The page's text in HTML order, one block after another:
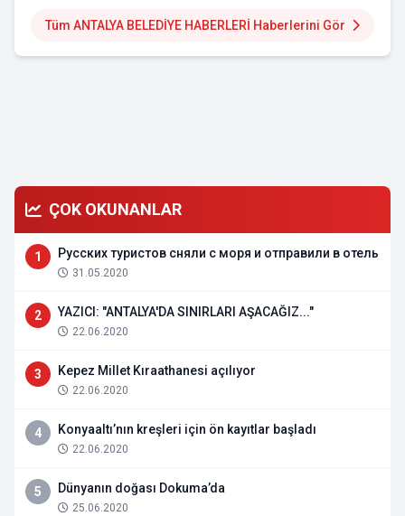
Tüm ANTALYA BELEDİYE HABERLERİ Haberlerini Gör
ÇOK OKUNANLAR
1 Русских туристов сняли с моря и отправили в отель
31.05.2020
2 YAZICI: "ANTALYA'DA SINIRLARI AŞACAĞIZ..."
22.06.2020
3 Kepez Millet Kıraathanesi açılıyor
22.06.2020
4 Konyaaltı’nın kreşleri için ön kayıtlar başladı
22.06.2020
5 Dünyanın doğası Dokuma’da
25.06.2020